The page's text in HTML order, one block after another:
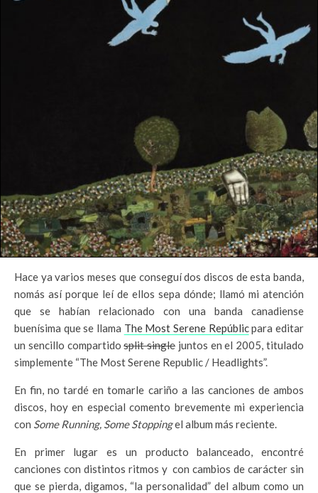
Hace ya varios meses que conseguí dos discos de esta banda,
nomás así porque leí de ellos sepa dónde; llamó mi atención
que se habían relacionado con una banda canadiense
buenísima que se llama The Most Serene Repúblicpara editar
un sencillo compartidosplit single juntos en el 2005, titulado
simplemente “The Most Serene Republic / Headlights”.
En fin, no tardé en tomarle cariño a las canciones de ambos
discos, hoy en especial comento brevemente mi experiencia
con Some Running, Some Stoppingel album más reciente.
En primer lugar es un producto balanceado, encontré
canciones con distintos ritmos y con cambios de carácter sin
que se pierda, digamos, “la personalidad” del album como un